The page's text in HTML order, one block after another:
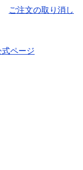
ご注文の取り消し
ページ